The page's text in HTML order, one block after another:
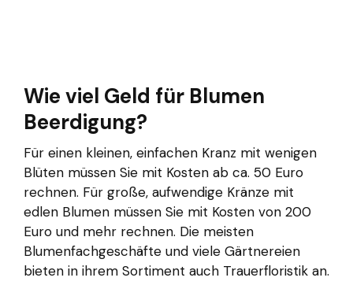
Wie viel Geld für Blumen
Beerdigung?
Für einen kleinen, einfachen Kranz mit wenigen
Blüten müssen Sie mit Kosten ab ca. 50 Euro
rechnen. Für große, aufwendige Kränze mit
edlen Blumen müssen Sie mit Kosten von 200
Euro und mehr rechnen. Die meisten
Blumenfachgeschäfte und viele Gärtnereien
bieten in ihrem Sortiment auch Trauerfloristik an.